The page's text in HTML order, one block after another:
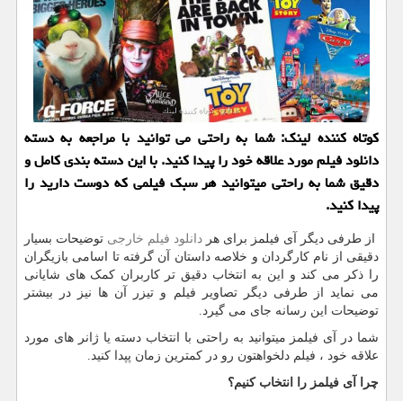
كوتاه كننده لینك: شما به راحتی می توانید با مراجعه به دسته
دانلود فیلم مورد علاقه خود را پیدا كنید. با این دسته بندی كامل و
دقیق شما به راحتی میتوانید هر سبك فیلمی كه دوست دارید را
پیدا كنید.
از طرفی دیگر آی فیلمز برای هر دانلود فیلم خارجی توضیحات بسیار
دقیقی از نام کارگردان و خلاصه داستان آن گرفته تا اسامی بازیگران
را ذکر می کند و این به انتخاب دقیق تر کاربران کمک های شایانی
می نماید از طرفی دیگر تصاویر فیلم و تیزر آن ها نیز در بیشتر
توضیحات این رسانه جای می گیرد.
شما در آی فیلمز میتوانید به راحتی با انتخاب دسته یا ژانر های مورد
علاقه خود ، فیلم دلخواهتون رو در کمترین زمان پپدا کنید.
چرا آی فیلمز را انتخاب کنیم؟